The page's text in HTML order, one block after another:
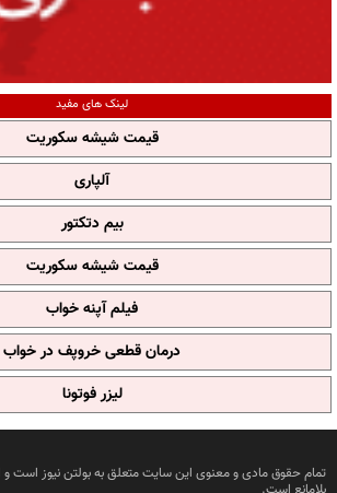
لینک های مفید
قیمت شیشه سکوریت
آلپاری
بیم دتکتور
قیمت شیشه سکوریت
فیلم آپنه خواب
درمان قطعی خروپف در خواب
لیزر فوتونا
تمام حقوق مادی و معنوی این سایت متعلق به بولتن نیوز است و